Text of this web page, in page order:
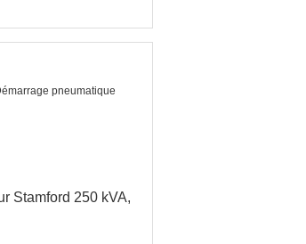
pneumatique
Stamford 250 kVA,